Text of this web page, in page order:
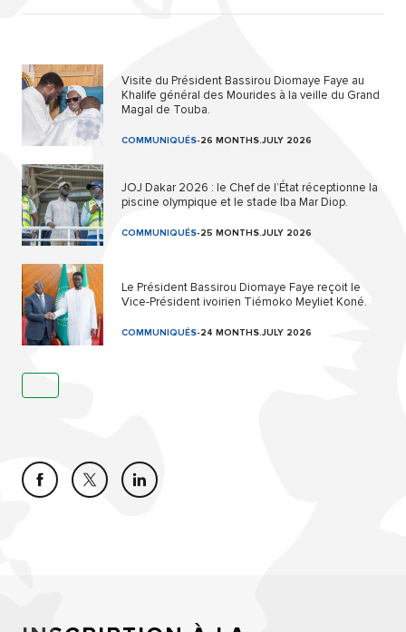
Visite du Président Bassirou Diomaye Faye au
Khalife général des Mourides à la veille du Grand
Magal de Touba.
COMMUNIQUÉS-26 MONTHS.JULY 2026
JOJ Dakar 2026 : le Chef de l’État réceptionne la
piscine olympique et le stade Iba Mar Diop.
COMMUNIQUÉS-25 MONTHS.JULY 2026
Le Président Bassirou Diomaye Faye reçoit le
Vice-Président ivoirien Tiémoko Meyliet Koné.
COMMUNIQUÉS-24 MONTHS.JULY 2026